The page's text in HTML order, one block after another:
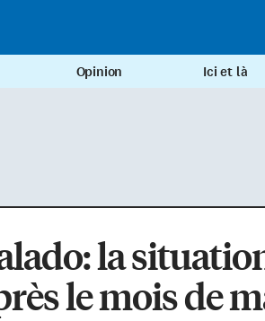
Opinion Ici et là
la
le mois de